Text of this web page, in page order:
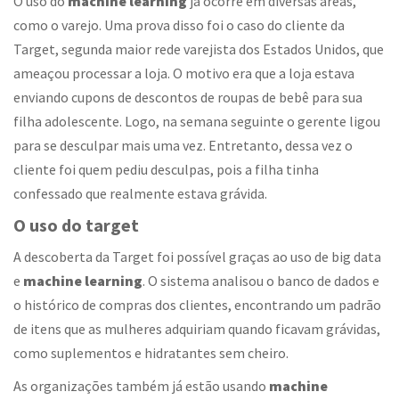
como o varejo. Uma prova disso foi o caso do cliente da
Target, segunda maior rede varejista dos Estados Unidos, que
ameaçou processar a loja. O motivo era que a loja estava
enviando cupons de descontos de roupas de bebê para sua
filha adolescente. Logo, na semana seguinte o gerente ligou
para se desculpar mais uma vez. Entretanto, dessa vez o
cliente foi quem pediu desculpas, pois a filha tinha
confessado que realmente estava grávida.
O uso do target
A descoberta da Target foi possível graças ao uso de big data
e machine learning. O sistema analisou o banco de dados e
o histórico de compras dos clientes, encontrando um padrão
de itens que as mulheres adquiriam quando ficavam grávidas,
como suplementos e hidratantes sem cheiro.
As organizações também já estão usando machine